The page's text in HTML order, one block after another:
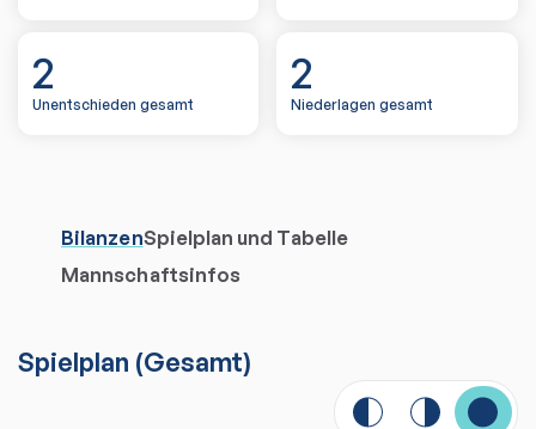
2
Unentschieden gesamt
2
Niederlagen gesamt
BilanzenSpielplan und Tabelle
Mannschaftsinfos
Spielplan (Gesamt)